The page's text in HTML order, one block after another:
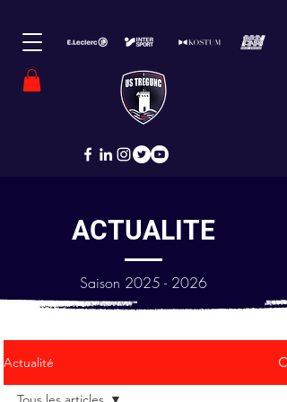
ACTUALITE
Saison 2025 - 2026
Actualité